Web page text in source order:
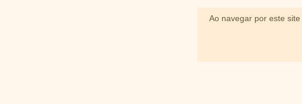
Ao navegar por este site